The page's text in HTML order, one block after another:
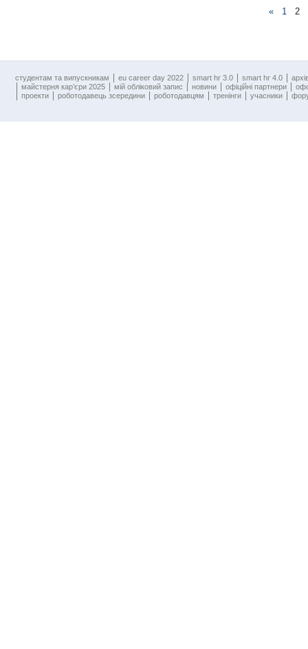
« 1 2
cтудентам та випускникам eu career day 2022 smart hr 3.0 smart hr 4.0
майстерня кар’єри 2025
мій обліковий запис новини офіційні партнери
проекти
роботодавець зсередини роботодавцям тренінги учасники